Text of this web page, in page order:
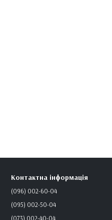
Контактна інформація
(096) 002-60-04
(095) 002-50-04
(073) 002-40-04